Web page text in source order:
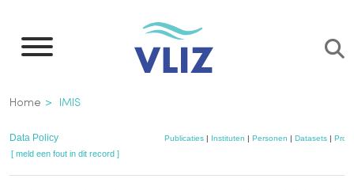
naar
inhoud
gaan
Kruimelpad
Home IMIS
Data Policy Publicaties | Instituten | Personen | Datasets |
[ meld een fout in dit record ]